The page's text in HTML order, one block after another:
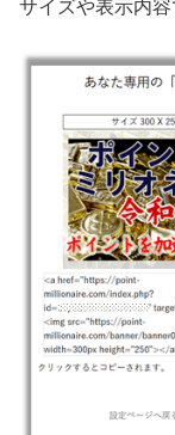
サイズや表示内容